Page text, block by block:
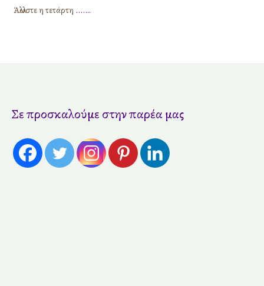
Άλλωστε η τετάρτη ....…
Σε προσκαλούμε στην παρέα μας